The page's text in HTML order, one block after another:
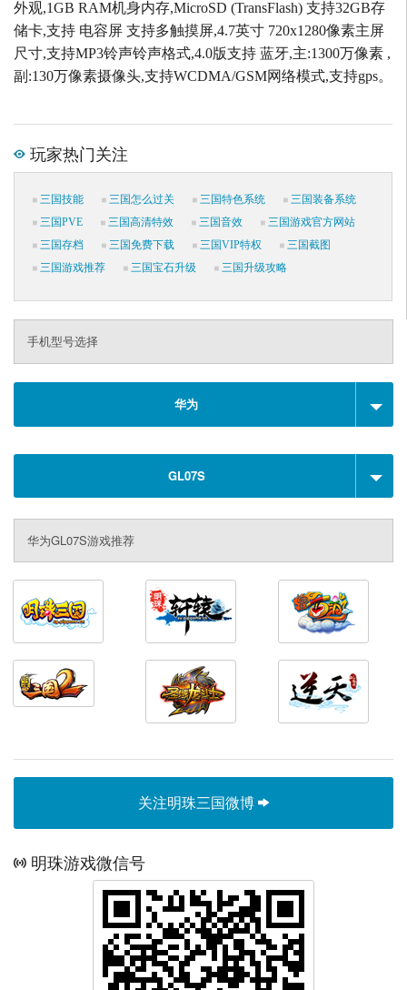
外观,1GB RAM机身内存,MicroSD (TransFlash) 支持32GB存
储卡,支持 电容屏 支持多触摸屏,4.7英寸 720x1280像素主屏
尺寸,支持MP3铃声铃声格式,4.0版支持 蓝牙,主:1300万像素 ,
副:130万像素摄像头,支持WCDMA/GSM网络模式,支持gps。
玩家热门关注
三国技能 三国怎么过关 三国特色系统
三国装备系统
三国PVE
三国高清特效 三国音效
三国游戏官方网站
三国存档
三国免费下载 三国VIP特权
三国截图
三国游戏推荐
三国宝石升级 三国升级攻略
手机型号选择
华为
GL07S
华为GL07S游戏推荐
关注明珠三国微博
明珠游戏微信号